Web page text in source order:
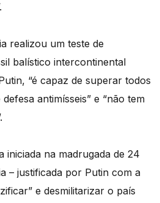
realizou um teste de
balístico intercontinental
“é capaz de superar todos
antimísseis” e “não tem
iniciada na madrugada de 24
– justificada por Putin com a
e desmilitarizar o país